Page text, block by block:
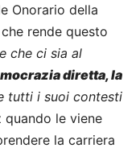
Onorario della
rende questo
che ci sia al
diretta, la
tutti i suoi contesti
le viene
la carriera